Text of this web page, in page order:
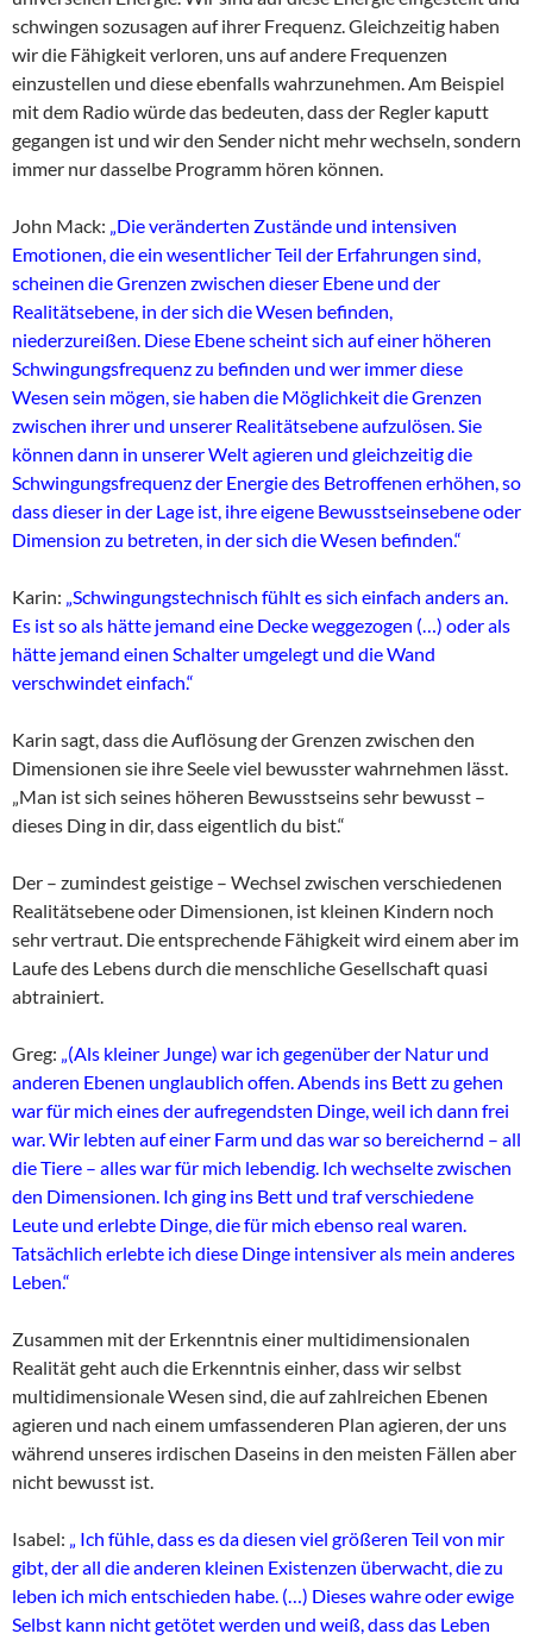
schwingen sozusagen auf ihrer Frequenz. Gleichzeitig haben
wir die Fähigkeit verloren, uns auf andere Frequenzen
einzustellen und diese ebenfalls wahrzunehmen. Am Beispiel
mit dem Radio würde das bedeuten, dass der Regler kaputt
gegangen ist und wir den Sender nicht mehr wechseln, sondern
immer nur dasselbe Programm hören können.
John Mack: „Die veränderten Zustände und intensiven
Emotionen, die ein wesentlicher Teil der Erfahrungen sind,
scheinen die Grenzen zwischen dieser Ebene und der
Realitätsebene, in der sich die Wesen befinden,
niederzureißen. Diese Ebene scheint sich auf einer höheren
Schwingungsfrequenz zu befinden und wer immer diese
Wesen sein mögen, sie haben die Möglichkeit die Grenzen
zwischen ihrer und unserer Realitätsebene aufzulösen. Sie
können dann in unserer Welt agieren und gleichzeitig die
Schwingungsfrequenz der Energie des Betroffenen erhöhen, so
dass dieser in der Lage ist, ihre eigene Bewusstseinsebene oder
Dimension zu betreten, in der sich die Wesen befinden.“
Karin: „Schwingungstechnisch fühlt es sich einfach anders an.
Es ist so als hätte jemand eine Decke weggezogen (…) oder als
hätte jemand einen Schalter umgelegt und die Wand
verschwindet einfach.“
Karin sagt, dass die Auflösung der Grenzen zwischen den
Dimensionen sie ihre Seele viel bewusster wahrnehmen lässt.
„Man ist sich seines höheren Bewusstseins sehr bewusst –
dieses Ding in dir, dass eigentlich du bist.“
Der – zumindest geistige – Wechsel zwischen verschiedenen
Realitätsebene oder Dimensionen, ist kleinen Kindern noch
sehr vertraut. Die entsprechende Fähigkeit wird einem aber im
Laufe des Lebens durch die menschliche Gesellschaft quasi
abtrainiert.
Greg: „(Als kleiner Junge) war ich gegenüber der Natur und
anderen Ebenen unglaublich offen. Abends ins Bett zu gehen
war für mich eines der aufregendsten Dinge, weil ich dann frei
war. Wir lebten auf einer Farm und das war so bereichernd – all
die Tiere – alles war für mich lebendig. Ich wechselte zwischen
den Dimensionen. Ich ging ins Bett und traf verschiedene
Leute und erlebte Dinge, die für mich ebenso real waren.
Tatsächlich erlebte ich diese Dinge intensiver als mein anderes
Leben.“
Zusammen mit der Erkenntnis einer multidimensionalen
Realität geht auch die Erkenntnis einher, dass wir selbst
multidimensionale Wesen sind, die auf zahlreichen Ebenen
agieren und nach einem umfassenderen Plan agieren, der uns
während unseres irdischen Daseins in den meisten Fällen aber
nicht bewusst ist.
Isabel: „ Ich fühle, dass es da diesen viel größeren Teil von mir
gibt, der all die anderen kleinen Existenzen überwacht, die zu
leben ich mich entschieden habe. (…) Dieses wahre oder ewige
Selbst kann nicht getötet werden und weiß, dass das Leben